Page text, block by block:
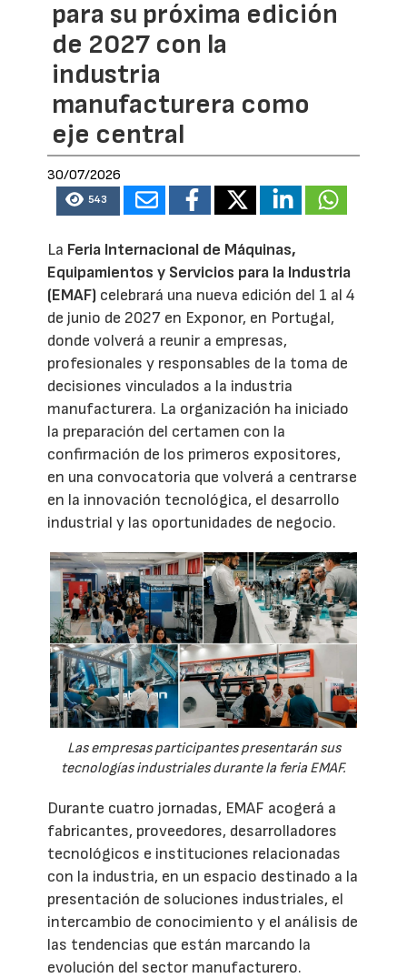
para su próxima edición
de 2027 con la
industria
manufacturera como
eje central
30/07/2026
543
La Feria Internacional de Máquinas,
Equipamientos y Servicios para la Industria
(EMAF) celebrará una nueva edición del 1 al 4
de junio de 2027 en Exponor, en Portugal,
donde volverá a reunir a empresas,
profesionales y responsables de la toma de
decisiones vinculados a la industria
manufacturera. La organización ha iniciado
la preparación del certamen con la
confirmación de los primeros expositores,
en una convocatoria que volverá a centrarse
en la innovación tecnológica, el desarrollo
industrial y las oportunidades de negocio.
Las empresas participantes presentarán sus
tecnologías industriales durante la feria EMAF.
Durante cuatro jornadas, EMAF acogerá a
fabricantes, proveedores, desarrolladores
tecnológicos e instituciones relacionadas
con la industria, en un espacio destinado a la
presentación de soluciones industriales, el
intercambio de conocimiento y el análisis de
las tendencias que están marcando la
evolución del sector manufacturero.